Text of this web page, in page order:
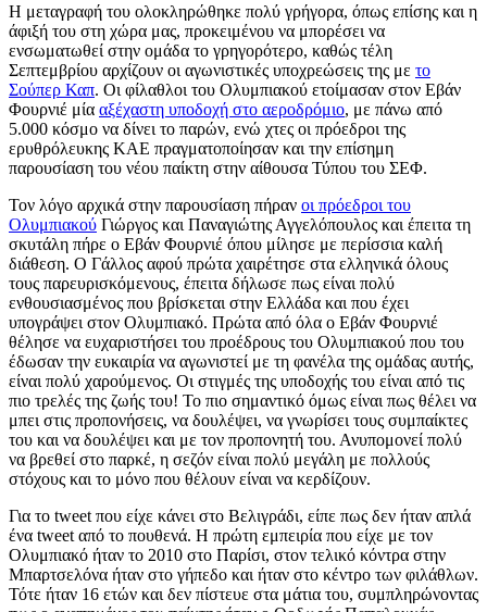
Η μεταγραφή του ολοκληρώθηκε πολύ γρήγορα, όπως επίσης και η
άφιξή του στη χώρα μας, προκειμένου να μπορέσει να
ενσωματωθεί στην ομάδα το γρηγορότερο, καθώς τέλη
Σεπτεμβρίου αρχίζουν οι αγωνιστικές υποχρεώσεις της με το
Σούπερ Καπ. Οι φίλαθλοι του Ολυμπιακού ετοίμασαν στον Εβάν
Φουρνιέ μία αξέχαστη υποδοχή στο αεροδρόμιο, με πάνω από
5.000 κόσμο να δίνει το παρών, ενώ χτες οι πρόεδροι της
ερυθρόλευκης ΚΑΕ πραγματοποίησαν και την επίσημη
παρουσίαση του νέου παίκτη στην αίθουσα Τύπου του ΣΕΦ.
Τον λόγο αρχικά στην παρουσίαση πήραν οι πρόεδροι του
Ολυμπιακού Γιώργος και Παναγιώτης Αγγελόπουλος και έπειτα τη
σκυτάλη πήρε ο Εβάν Φουρνιέ όπου μίλησε με περίσσια καλή
διάθεση. Ο Γάλλος αφού πρώτα χαιρέτησε στα ελληνικά όλους
τους παρευρισκόμενους, έπειτα δήλωσε πως είναι πολύ
ενθουσιασμένος που βρίσκεται στην Ελλάδα και που έχει
υπογράψει στον Ολυμπιακό. Πρώτα από όλα ο Εβάν Φουρνιέ
θέλησε να ευχαριστήσει του προέδρους του Ολυμπιακού που του
έδωσαν την ευκαιρία να αγωνιστεί με τη φανέλα της ομάδας αυτής,
είναι πολύ χαρούμενος. Οι στιγμές της υποδοχής του είναι από τις
πιο τρελές της ζωής του! Το πιο σημαντικό όμως είναι πως θέλει να
μπει στις προπονήσεις, να δουλέψει, να γνωρίσει τους συμπαίκτες
του και να δουλέψει και με τον προπονητή του. Ανυπομονεί πολύ
να βρεθεί στο παρκέ, η σεζόν είναι πολύ μεγάλη με πολλούς
στόχους και το μόνο που θέλουν είναι να κερδίζουν.
Για το tweet που είχε κάνει στο Βελιγράδι, είπε πως δεν ήταν απλά
ένα tweet από το πουθενά. Η πρώτη εμπειρία που είχε με τον
Ολυμπιακό ήταν το 2010 στο Παρίσι, στον τελικό κόντρα στην
Μπαρτσελόνα ήταν στο γήπεδο και ήταν στο κέντρο των φιλάθλων.
Τότε ήταν 16 ετών και δεν πίστευε στα μάτια του, συμπληρώνοντας